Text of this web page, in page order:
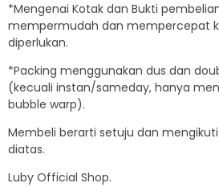
*Mengenai Kotak dan Bukti
mempermudah dan mempercepat
diperlukan.
*Packing menggunakan dus dan
(kecuali instan/sameday, hanya
bubble warp).
Membeli berarti setuju dan
diatas.
Luby Official Shop.